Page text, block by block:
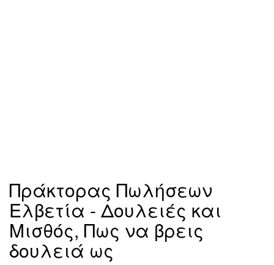
Πράκτορας Πωλήσεων
Ελβετία - Δουλειές και
Μισθός, Πως να βρεις
δουλειά ως